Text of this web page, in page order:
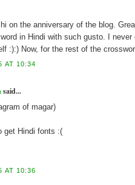
on the anniversary of the blog.
in Hindi with such gusto. I
:):) Now, for the rest of the
AT 10:34
said...
of magar)
get Hindi fonts :(
AT 10:36